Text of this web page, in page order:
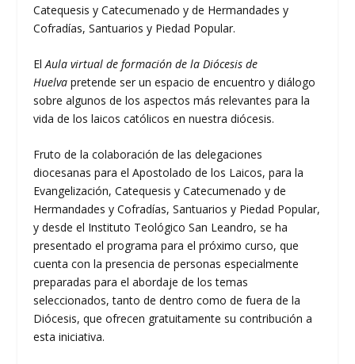
Catequesis y Catecumenado y de Hermandades y
Cofradías, Santuarios y Piedad Popular.
El Aula virtual de formación de la Diócesis de
Huelva pretende ser un espacio de encuentro y diálogo
sobre algunos de los aspectos más relevantes para la
vida de los laicos católicos en nuestra diócesis.
Fruto de la colaboración de las delegaciones
diocesanas para el Apostolado de los Laicos, para la
Evangelización, Catequesis y Catecumenado y de
Hermandades y Cofradías, Santuarios y Piedad Popular,
y desde el Instituto Teológico San Leandro, se ha
presentado el programa para el próximo curso, que
cuenta con la presencia de personas especialmente
preparadas para el abordaje de los temas
seleccionados, tanto de dentro como de fuera de la
Diócesis, que ofrecen gratuitamente su contribución a
esta iniciativa.